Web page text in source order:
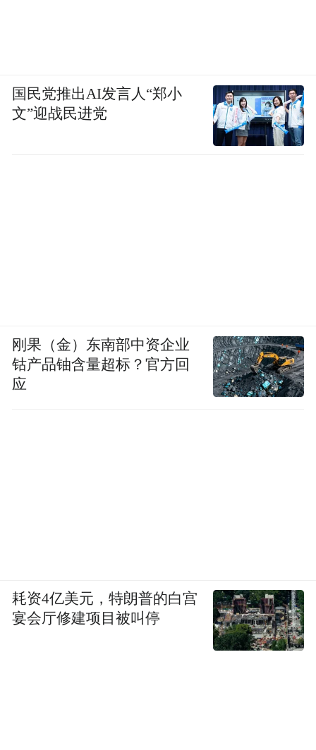
国民党推出AI发言人“郑小
文”迎战民进党
刚果（金）东南部中资企业
钴产品铀含量超标？官方回
应
耗资4亿美元，特朗普的白宫
宴会厅修建项目被叫停